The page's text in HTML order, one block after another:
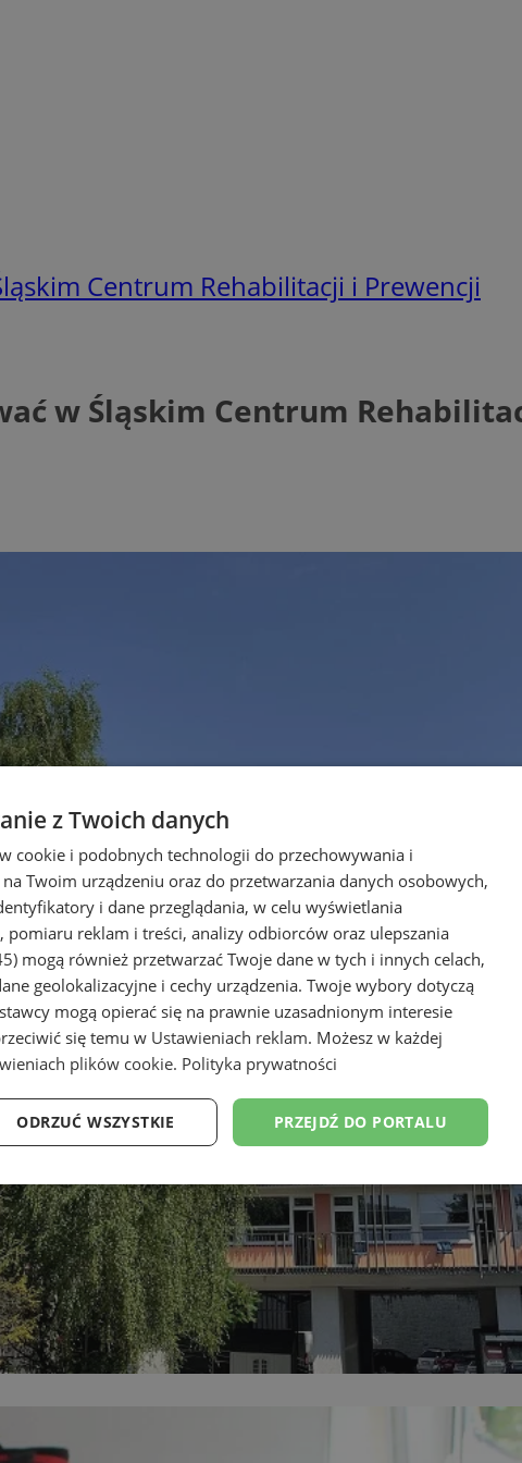
Centrum Rehabilitacji i Prewencji
w Śląskim Centrum
z Twoich danych
cookie i podobnych technologii do przechowywania i
Twoim urządzeniu oraz do przetwarzania danych osobowych,
i dane przeglądania, w celu wyświetlania
reklam i treści, analizy odbiorców oraz ulepszania
mogą również przetwarzać Twoje dane w tych i innych celach,
geolokalizacyjne i cechy urządzenia. Twoje wybory dotyczą
mogą opierać się na prawnie uzasadnionym interesie
się temu w Ustawieniach reklam. Możesz w każdej
plików cookie. Polityka prywatności
PRZEJDŹ DO PORTALU
ODRZUĆ WSZYSTKIE
Targetowanie Funkcjonalność Niesklasyfikowane
Targetowanie Funkcjonalność Niesklasyfikowane